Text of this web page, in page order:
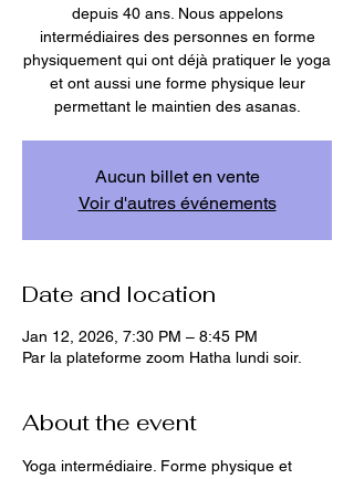
depuis 40 ans. Nous appelons
intermédiaires des personnes en forme
physiquement qui ont déjà pratiquer le yoga
et ont aussi une forme physique leur
permettant le maintien des asanas.
Aucun billet en vente
Voir d'autres événements
Date and location
Jan 12, 2026, 7:30 PM – 8:45 PM
Par la plateforme zoom Hatha lundi soir.
About the event
Yoga intermédiaire. Forme physique et